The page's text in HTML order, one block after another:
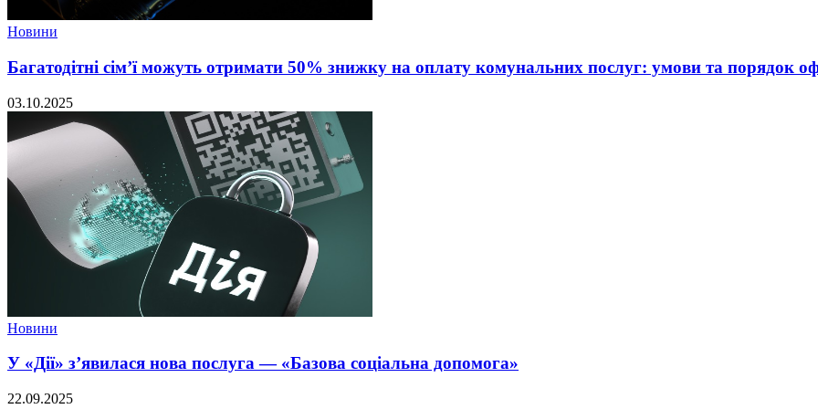
Новини
Багатодітні сім’ї можуть отримати 50% знижку на оплату комунальних послуг: умови та порядок
03.10.2025
Новини
У «Дії» з’явилася нова послуга — «Базова соціальна допомога»
22.09.2025